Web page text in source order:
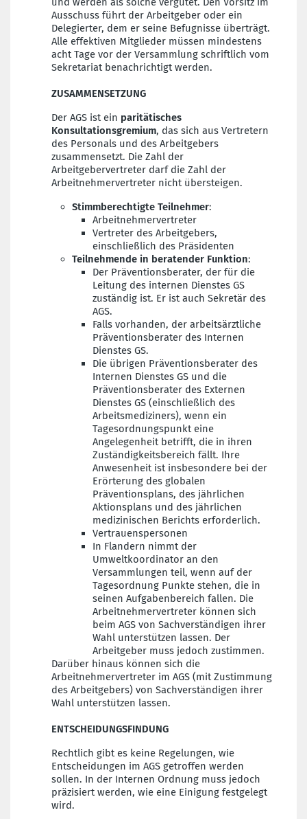
Ausschuss führt der Arbeitgeber oder ein
Delegierter, dem er seine Befugnisse überträgt.
Alle effektiven Mitglieder müssen mindestens
acht Tage vor der Versammlung schriftlich vom
Sekretariat benachrichtigt werden.
ZUSAMMENSETZUNG
Der AGS ist ein paritätisches
Konsultationsgremium, das sich aus Vertretern
des Personals und des Arbeitgebers
zusammensetzt. Die Zahl der
Arbeitgebervertreter darf die Zahl der
Arbeitnehmervertreter nicht übersteigen.
Stimmberechtigte Teilnehmer:
Arbeitnehmervertreter
Vertreter des Arbeitgebers,
einschließlich des Präsidenten
Teilnehmende in beratender Funktion:
Der Präventionsberater, der für die
Leitung des internen Dienstes GS
zuständig ist. Er ist auch Sekretär des
AGS.
Falls vorhanden, der arbeitsärztliche
Präventionsberater des Internen
Dienstes GS.
Die übrigen Präventionsberater des
Internen Dienstes GS und die
Präventionsberater des Externen
Dienstes GS (einschließlich des
Arbeitsmediziners), wenn ein
Tagesordnungspunkt eine
Angelegenheit betrifft, die in ihren
Zuständigkeitsbereich fällt. Ihre
Anwesenheit ist insbesondere bei der
Erörterung des globalen
Präventionsplans, des jährlichen
Aktionsplans und des jährlichen
medizinischen Berichts erforderlich.
Vertrauenspersonen
In Flandern nimmt der
Umweltkoordinator an den
Versammlungen teil, wenn auf der
Tagesordnung Punkte stehen, die in
seinen Aufgabenbereich fallen. Die
Arbeitnehmervertreter können sich
beim AGS von Sachverständigen ihrer
Wahl unterstützen lassen. Der
Arbeitgeber muss jedoch zustimmen.
Darüber hinaus können sich die
Arbeitnehmervertreter im AGS (mit Zustimmung
des Arbeitgebers) von Sachverständigen ihrer
Wahl unterstützen lassen.
ENTSCHEIDUNGSFINDUNG
Rechtlich gibt es keine Regelungen, wie
Entscheidungen im AGS getroffen werden
sollen. In der Internen Ordnung muss jedoch
präzisiert werden, wie eine Einigung festgelegt
wird.